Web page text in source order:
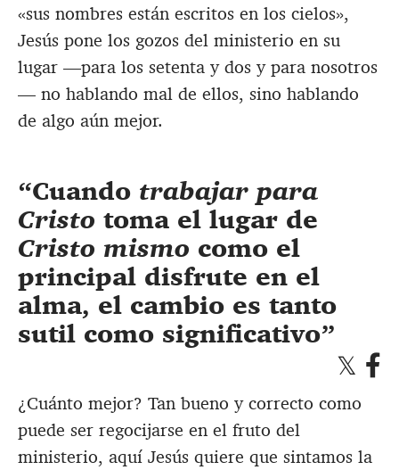
«sus nombres están escritos en los cielos»,
Jesús pone los gozos del ministerio en su
lugar —para los setenta y dos y para nosotros
— no hablando mal de ellos, sino hablando
de algo aún mejor.
Cuando trabajar para
Cristo toma el lugar de
Cristo mismo como el
principal disfrute en el
alma, el cambio es tanto
sutil como significativo
¿Cuánto mejor? Tan bueno y correcto como
puede ser regocijarse en el fruto del
ministerio, aquí Jesús quiere que sintamos la